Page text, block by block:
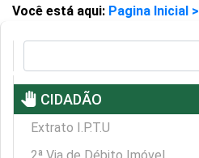
Você está aqui: Pagina Inicial >
pan_tool CIDADÃO
Extrato I.P.T.U
2ª Via de Débito Imóvel